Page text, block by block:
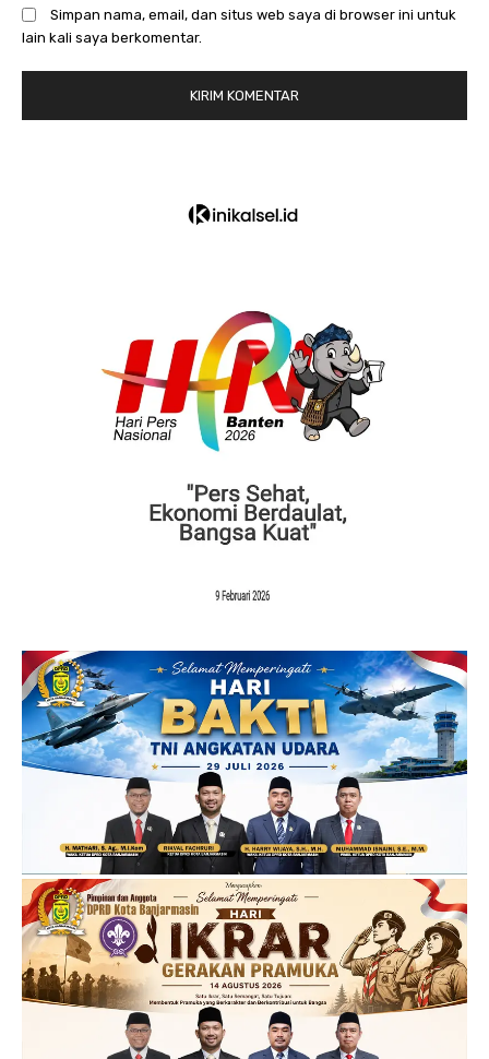
Simpan nama, email, dan situs web saya di browser ini untuk
lain kali saya berkomentar.